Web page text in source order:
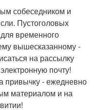
собеседником и
Пустоголовых
временного
вышесказанному -
на рассылку
почту!
привычку - ежедневно
материалом и на